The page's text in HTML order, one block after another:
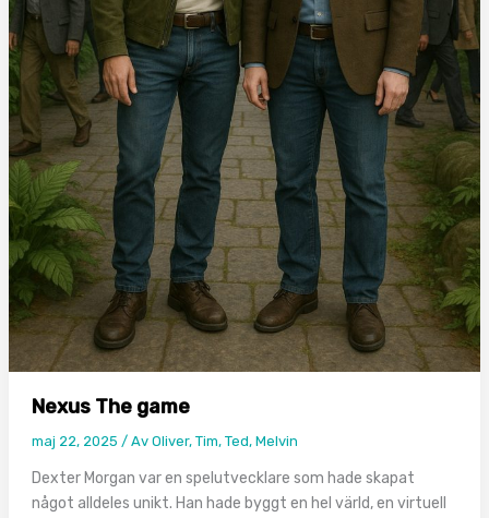
Nexus The game
maj 22, 2025 / Av Oliver, Tim, Ted, Melvin
Dexter Morgan var en spelutvecklare som hade skapat
något alldeles unikt. Han hade byggt en hel värld, en virtuell